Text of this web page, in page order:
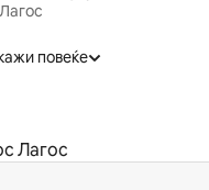
повеќе
Лагос